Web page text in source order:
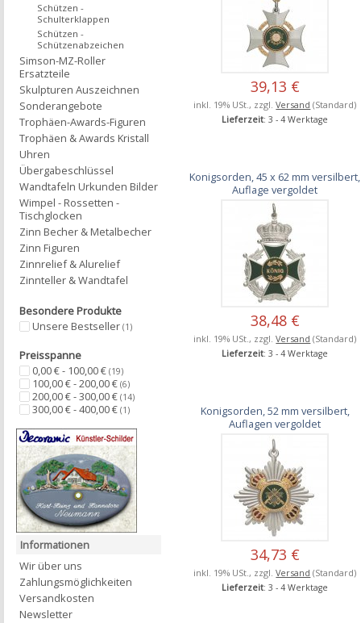
39,13 €
inkl. 19% USt., zzgl.Versand (Standard)
Lieferzeit: 3 - 4 Werktage
Konigsorden, 45 x 62 mm versilbert,
Auflage vergoldet
38,48 €
inkl. 19% USt., zzgl.Versand (Standard)
Lieferzeit: 3 - 4 Werktage
Konigsorden, 52 mm versilbert,
Auflagen vergoldet
34,73 €
inkl. 19% USt., zzgl.Versand (Standard)
Lieferzeit: 3 - 4 Werktage
Schützen -
Schulterklappen
Schützen -
Schützenabzeichen
Simson-MZ-Roller
Ersatzteile
Skulpturen Auszeichnen
Sonderangebote
Trophäen-Awards-Figuren
Trophäen & Awards Kristall
Uhren
Übergabeschlüssel
Wandtafeln Urkunden Bilder
Wimpel - Rossetten -
Tischglocken
Zinn Becher & Metalbecher
Zinn Figuren
Zinnrelief & Alurelief
Zinnteller & Wandtafel
Besondere Produkte
Unsere Bestseller (1)
Preisspanne
0,00 € - 100,00 € (19)
100,00 € - 200,00 € (6)
200,00 € - 300,00 € (14)
300,00 € - 400,00 € (1)
Informationen
Wir über uns
Zahlungsmöglichkeiten
Versandkosten
Newsletter